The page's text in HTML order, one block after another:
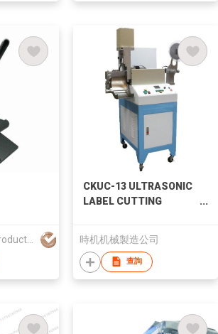
Ingenuity Metal Products Co., Ltd.
CKUC-13 ULTRASONIC
LABEL CUTTING
時机机械製造公司
查詢